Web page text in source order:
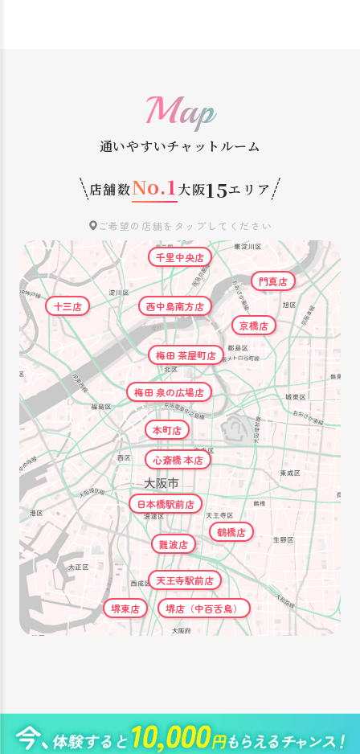
Map
通いやすいチャットルーム
店舗数No.1大阪15エリア
ご希望の店舗をタップしてください
心斎橋 本店
梅田 茶屋町店
梅田 泉の広場店
難波店
日本橋駅前店
鶴橋店
西中島南方店
天王寺駅前店
京橋店
堺店（中百舌鳥）
堺東店
十三店
門真店
本町店
千里中央店